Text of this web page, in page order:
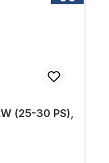
(25-30 PS),